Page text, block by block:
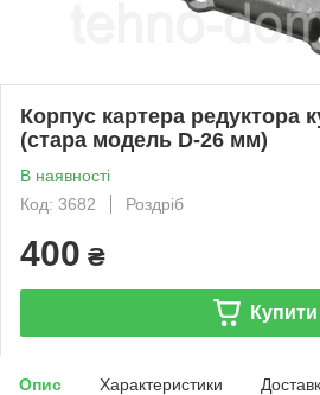
Корпус картера редуктора
(стара модель D-26 мм)
В наявності
Код: 3682
Роздріб
400 ₴
Купити
Опис Характеристики